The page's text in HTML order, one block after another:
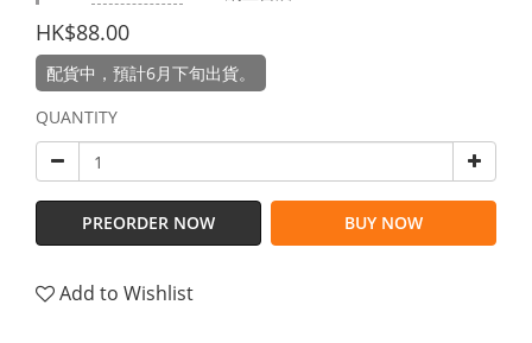
HK$88.00
配貨中，預計6月下旬出貨。
QUANTITY
PREORDER NOW BUY NOW
Add to Wishlist